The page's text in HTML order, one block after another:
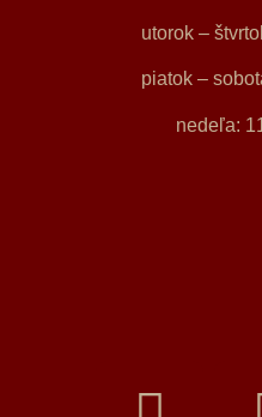
utorok –
piatok –
nedeľa: